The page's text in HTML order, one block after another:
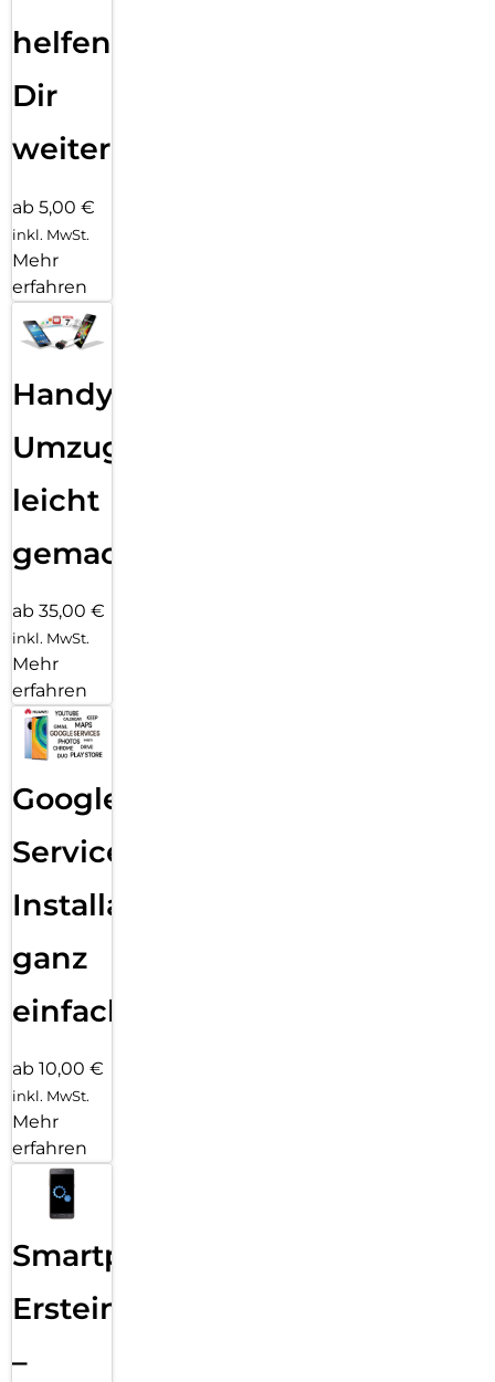
helfen
Dir
weiter
ab 5,00 €
inkl. MwSt.
Mehr
erfahren
Handy
Umzug
leicht
gemacht!
ab 35,00 €
inkl. MwSt.
Mehr
erfahren
Google
Services
Installation
ganz
einfach
ab 10,00 €
inkl. MwSt.
Mehr
erfahren
Smartphone
Ersteinrichtung
–